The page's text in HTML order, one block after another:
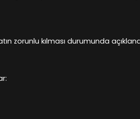
zorunlu kılması durumunda